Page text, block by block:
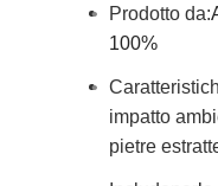
Prodotto da:
100%
impatto
pietre